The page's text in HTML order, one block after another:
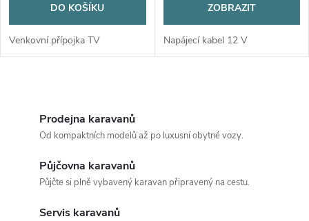
DO KOŠÍKU
Venkovní přípojka TV
ZOBRAZIT
Napájecí kabel 12 V
Prodejna karavanů
Od kompaktních modelů až po luxusní obytné vozy.
Půjčovna karavanů
Půjčte si plně vybavený karavan připravený na cestu.
Servis karavanů